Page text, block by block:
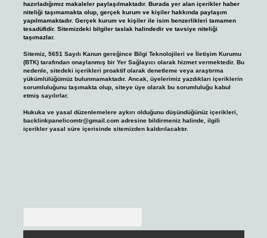
hazırladığımız makaleler paylaşılmaktadır. Burada yer alan içerikler haber
niteliği taşımamakta olup, gerçek kurum ve kişiler hakkında paylaşım
yapılmamaktadır. Gerçek kurum ve kişiler ile isim benzerlikleri tamamen
tesadüfidir. Sitemizdeki bilgiler taslak halindedir ve tavsiye niteliği
taşımazlar.
Sitemiz, 5651 Sayılı Kanun gereğince Bilgi Teknolojileri ve İletişim Kurumu
(BTK) tarafından onaylanmış bir Yer Sağlayıcı olarak hizmet vermektedir. Bu
nedenle, sitedeki içerikleri proaktif olarak denetleme veya araştırma
yükümlülüğümüz bulunmamaktadır. Ancak, üyelerimiz yazdıkları içeriklerin
sorumluluğunu taşımakta olup, siteye üye olarak bu sorumluluğu kabul
etmiş sayılırlar.
Hukuka ve yasal düzenlemelere aykırı olduğunu düşündüğünüz içerikleri,
backlinkpanelicomtr@gmail.comadresine bildirmeniz halinde, ilgili
içerikler yasal süre içerisinde sitemizden kaldırılacaktır.